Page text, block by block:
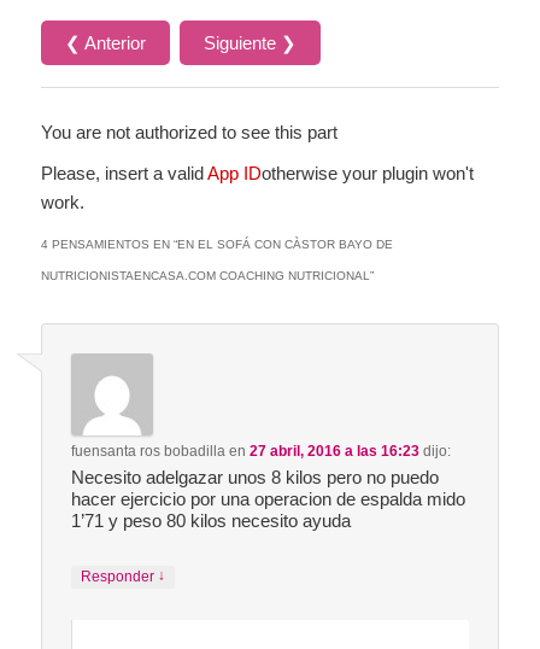
❮ Anterior Siguiente ❯
You are not authorized to see this part
Please, insert a validApp IDotherwise your plugin won't
work.
4 PENSAMIENTOS EN “EN EL SOFÁ CON CÀSTOR BAYO DE
NUTRICIONISTAENCASA.COM COACHING NUTRICIONAL”
fuensanta ros bobadilla en27 abril, 2016 a las 16:23 dijo:
Necesito adelgazar unos 8 kilos pero no puedo
hacer ejercicio por una operacion de espalda mido
1’71 y peso 80 kilos necesito ayuda
Responder ↓